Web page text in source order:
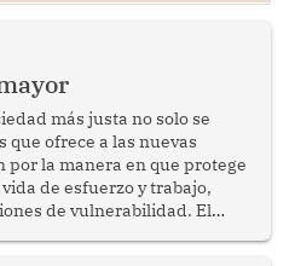
más justa no solo se
ofrece a las nuevas
por la manera en que protege
de esfuerzo y trabajo,
de vulnerabilidad. El